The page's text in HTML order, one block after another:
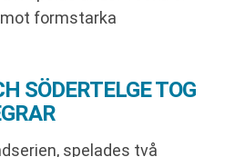
formstarka
SÖDERTELGE TOG
spelades två